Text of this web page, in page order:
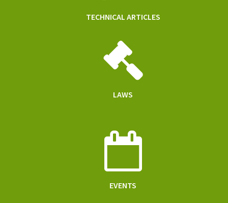
TECHNICAL ARTICLES
LAWS
EVENTS